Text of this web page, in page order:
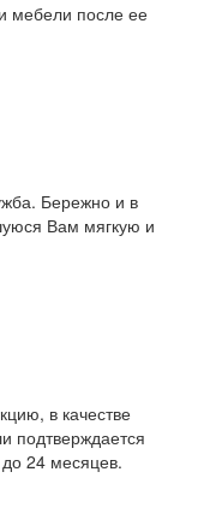
мебели после ее
Бережно и в
Вам мягкую и
в качестве
подтверждается
до 24 месяцев.